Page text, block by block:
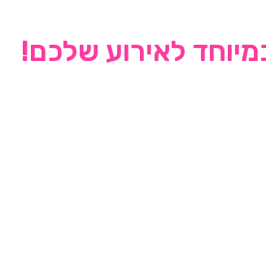
לאירוע שלכם!